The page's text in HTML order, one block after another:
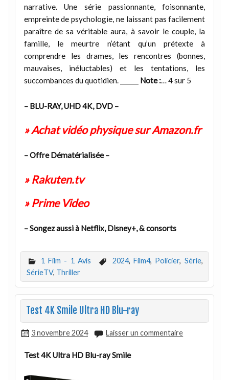
narrative. Une série passionnante, foisonnante,
empreinte de psychologie, ne laissant pas facilement
paraître de sa véritable aura, à savoir le couple, la
famille, le meurtre n’étant qu’un prétexte à
comprendre les drames, les rencontres (bonnes,
mauvaises, inéluctables) et les tentations, les
succombances du quotidien. ______ Note :… 4 sur 5
– BLU-RAY, UHD 4K, DVD –
» Achat vidéo physique sur Amazon.fr
– Offre Dématérialisée –
» Rakuten.tv
» Prime Video
– Songez aussi à Netflix, Disney+, & consorts
1 Film - 1 Avis 2024, Film4, Policier, Série,
SérieTV, Thriller
Test 4K Smile Ultra HD Blu-ray
3 novembre 2024 Laisser un commentaire
Test 4K Ultra HD Blu-ray Smile